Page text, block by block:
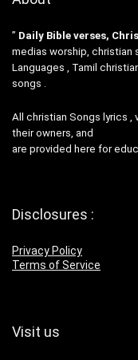
” Daily Bible verses,
medias worship, christian
Languages , Tamil
songs .
All christian Songs lyrics
their owners, and
are provided here for
Disclosures :
Privacy Policy
Terms of Service
Visit us